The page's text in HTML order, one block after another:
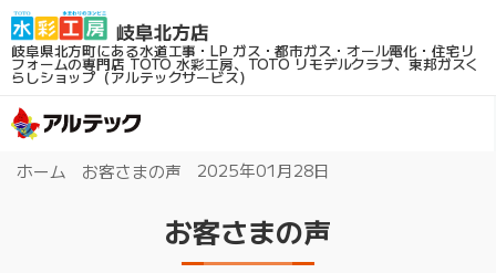
岐阜県北方町にある水道工事・LP ガス・都市ガス・オール電化・住宅リ
フォームの専門店TOTO 水彩工房、TOTO リモデルクラブ、東邦ガスく
らしショップ（アルテックサービス）
ホーム お客さまの声 2025年01月28日
お客さまの声